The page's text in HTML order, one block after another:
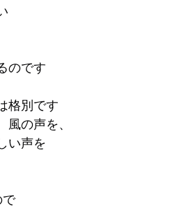
のです
格別です
風の声を、
い声を
で